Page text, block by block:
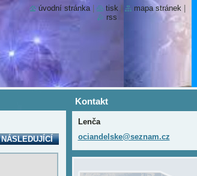
NÁSLEDUJÍCÍ
Kontakt
Lenča
ociandel ske@seznam.cz
úvodní stránka tisk mapa stránek
rss